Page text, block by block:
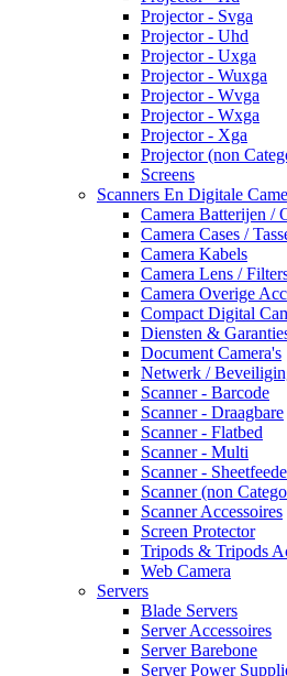
Projector - Svga
Projector - Uhd
Projector - Uxga
Projector - Wuxga
Projector - Wvga
Projector - Wxga
Projector - Xga
Projector (non
Screens
Scanners En Digitale
Camera Batterijen /
Camera Cases /
Camera Kabels
Camera Lens /
Camera Overige
Compact Digital
Diensten &
Document Camera's
Netwerk /
Scanner - Barcode
Scanner - Draagbare
Scanner - Flatbed
Scanner - Multi
Scanner -
Scanner (non
Scanner Accessoires
Screen Protector
Tripods & Tripods
Web Camera
Servers
Blade Servers
Server Accessoires
Server Barebone
Server Power